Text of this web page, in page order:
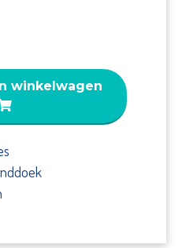
winkelwagen